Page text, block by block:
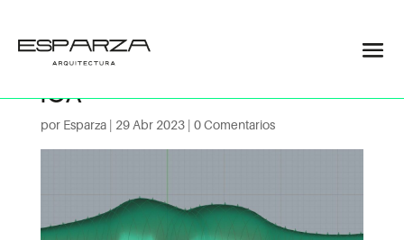
ARQUITECTURA_PARAMÉTR
ICA
por Esparza| 29 Abr 2023| 0 Comentarios